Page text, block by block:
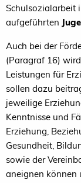
Schulsozialarbeit
aufgeführten
Auch bei der
(Paragraf 16)
Leistungen für
sollen dazu
jeweilige
Kenntnisse und
Erziehung,
Gesundheit,
sowie der
aneignen können